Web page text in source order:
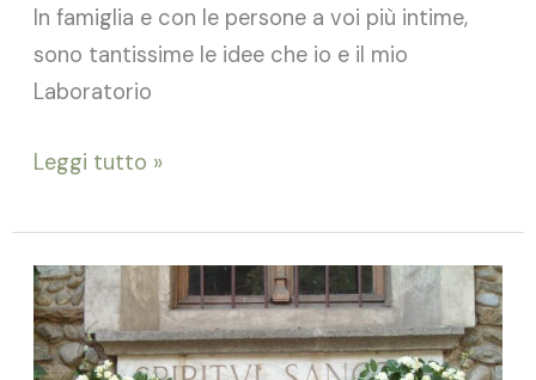
In famiglia e con le persone a voi più intime,
sono tantissime le idee che io e il mio
Laboratorio
Leggi tutto »
LO
VOGLIO!